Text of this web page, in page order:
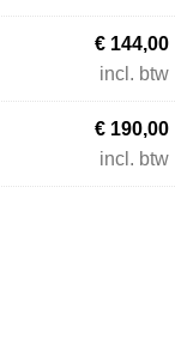
€ 144,00
incl. btw
€ 190,00
incl. btw